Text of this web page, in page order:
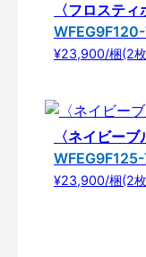
〈フロスティ
¥23,900/梱(2
〈ネイビーブ
¥23,900/梱(2